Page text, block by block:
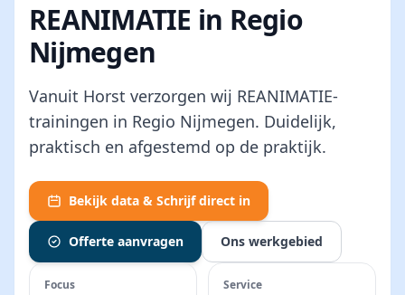
REANIMATIE in Regio
Nijmegen
Vanuit Horst verzorgen wij REANIMATIE-
trainingen in Regio Nijmegen. Duidelijk,
praktisch en afgestemd op de praktijk.
Bekijk data & Schrijf direct in
Offerte aanvragen Ons werkgebied
Focus Service